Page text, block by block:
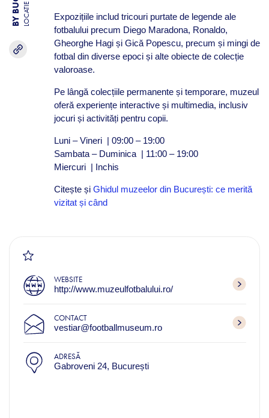
LOCATIE
Expozițiile includ tricouri purtate de legende ale
fotbalului precum Diego Maradona, Ronaldo,
Gheorghe Hagi și Gică Popescu, precum și mingi de
fotbal din diverse epoci și alte obiecte de colecție
valoroase. ​
Pe lângă colecțiile permanente și temporare, muzeul
oferă experiențe interactive și multimedia, inclusiv
jocuri și activități pentru copii. ​
Luni – Vineri | 09:00 – 19:00
Sambata – Duminica | 11:00 – 19:00
Miercuri | Inchis
Citește și Ghidul muzeelor din București: ce merită
vizitat și când
WEBSITE
http://www.muzeulfotbalului.ro/
CONTACT
vestiar@footballmuseum.ro
ADRESĂ
Gabroveni 24, București